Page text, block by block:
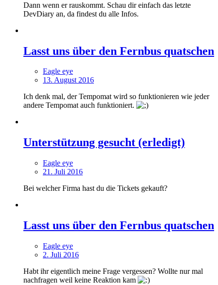
Dann wenn er rauskommt. Schau dir einfach das letzte
DevDiary an, da findest du alle Infos.
Lasst uns über den Fernbus quatschen
Eagle eye
13. August 2016
Ich denk mal, der Tempomat wird so funktionieren wie jeder
andere Tempomat auch funktioniert.
Unterstützung gesucht (erledigt)
Eagle eye
21. Juli 2016
Bei welcher Firma hast du die Tickets gekauft?
Lasst uns über den Fernbus quatschen
Eagle eye
2. Juli 2016
Habt ihr eigentlich meine Frage vergessen? Wollte nur mal
nachfragen weil keine Reaktion kam